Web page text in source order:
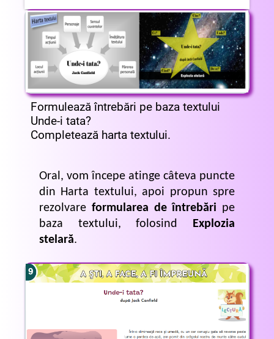
Formulează întrebări pe baza textului
Unde-i tata?
Completează harta textului.
Oral, vom începe atinge câteva puncte
din Harta textului, apoi propun spre
rezolvare formularea de întrebări pe
baza textului, folosind
Explozia
stelară.